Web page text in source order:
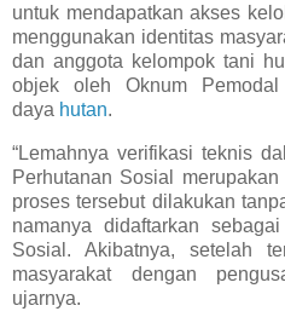
untuk mendapatkan akses
menggunakan identitas
dan anggota kelompok tani
objek oleh Oknum
daya hutan.
“Lemahnya verifikasi teknis
Perhutanan Sosial
proses tersebut dilakukan
namanya didaftarkan
Sosial. Akibatnya, setelah
masyarakat dengan
ujarnya.